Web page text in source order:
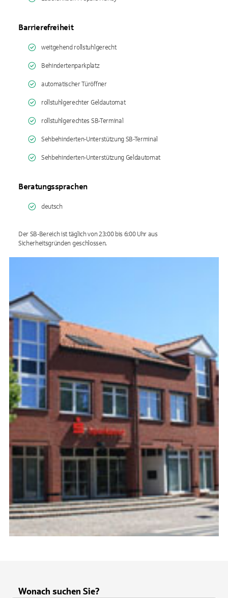
Barrierefreiheit
weitgehend rollstuhlgerecht
Behindertenparkplatz
automatischer Türöffner
rollstuhlgerechter Geldautomat
rollstuhlgerechtes SB-Terminal
Sehbehinderten-Unterstützung SB-Terminal
Sehbehinderten-Unterstützung Geldautomat
Beratungssprachen
deutsch
Der SB-Bereich ist täglich von 23:00 bis 6:00 Uhr aus
Sicherheitsgründen geschlossen.
Wonach suchen Sie?